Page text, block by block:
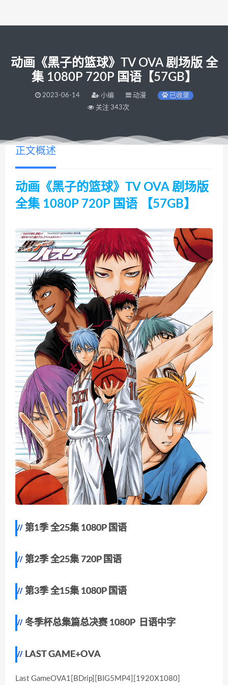
动画《黑子的篮球》TV OVA 剧场版 全
集 1080P 720P 国语【57GB】
2023-06-14 小编 动漫
已收录
关注 343次
正文概述
动画《黑子的篮球》TV OVA 剧场版
全集 1080P 720P 国语 【57GB】
第1季 全25集 1080P 国语
第2季 全25集 720P 国语
第3季 全15集 1080P 国语
冬季杯总集篇总决赛 1080P 日语中字
LAST GAME+OVA
Last GameOVA1[BDrip][BIG5MP4][1920X1080]